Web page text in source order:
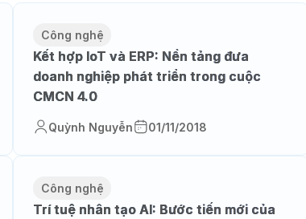
Công nghệ
Kết hợp IoT và ERP: Nền tảng đưa
doanh nghiệp phát triển trong cuộc
CMCN 4.0
Quỳnh Nguyễn 01/11/2018
Công nghệ
Trí tuệ nhân tạo AI: Bước tiến mới của